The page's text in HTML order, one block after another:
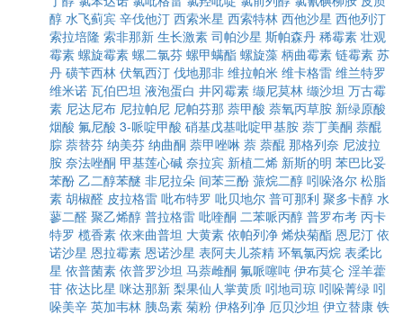
醇 水飞蓟宾 辛伐他汀 西索米星 西索特林 西他沙星 西他列汀
索拉培隆 索非那新 生长激素 司帕沙星 斯帕森丹 稀霉素 壮观
霉素 螺旋霉素 螺二氯芬 螺甲螨酯 螺旋藻 柄曲霉素 链霉素 苏
丹 磺苄西林 伏氧西汀 伐地那非 维拉帕米 维卡格雷 维兰特罗
维米诺 瓦伯巴坦 液泡蛋白 井冈霉素 缬尼莫林 缬沙坦 万古霉
素 尼达尼布 尼拉帕尼 尼帕芬那 萘甲酸 萘氧丙草胺 新绿原酸
烟酸 氟尼酸 3-哌啶甲酸 硝基戊基吡啶甲基胺 萘丁美酮 萘醌
腙 萘替芬 纳美芬 纳曲酮 萘甲唑啉 萘 萘醌 那格列奈 尼波拉
胺 奈法唑酮 甲基莲心碱 奈拉宾 新植二烯 新斯的明 苯巴比妥
苯酚 乙二醇苯醚 非尼拉朵 间苯三酚 蒎烷二醇 吲哚洛尔 松脂
素 胡椒醛 皮拉格雷 吡布特罗 吡贝地尔 普可那利 聚多卡醇 水
蓼二醛 聚乙烯醇 普拉格雷 吡喹酮 二苯哌丙醇 普罗布考 丙卡
特罗 榄香素 依来曲普坦 大黄素 依帕列净 烯炔菊酯 恩尼汀 依
诺沙星 恩拉霉素 恩诺沙星 表阿夫儿茶精 环氧氯丙烷 表柔比
星 依普菌素 依普罗沙坦 马萘雌酮 氟哌噻吨 伊布莫仑 淫羊藿
苷 依达比星 咪达那新 梨果仙人掌黄质 吲地司琼 吲哚菁绿 吲
哚美辛 英加韦林 胰岛素 菊粉 伊格列净 厄贝沙坦 伊立替康 铁